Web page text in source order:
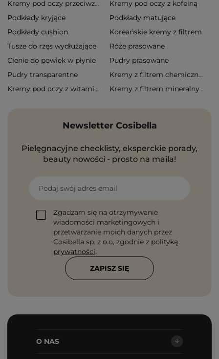
Kremy pod oczy przeciwzmarszczkowe
Kremy pod oczy z kofeiną
Podkłady kryjące
Podkłady matujące
Podkłady cushion
Koreańskie kremy z filtrem
Tusze do rzęs wydłużające
Róże prasowane
Cienie do powiek w płynie
Pudry prasowane
Pudry transparentne
Kremy z filtrem chemicznym
Kremy pod oczy z witaminą c
Kremy z filtrem mineralnym
Newsletter Cosibella
Pielęgnacyjne checklisty, eksperckie porady,
beauty nowości - prosto na maila!
Podaj swój adres email
Zgadzam się na otrzymywanie
wiadomości marketingowych i
przetwarzanie moich danych przez
Cosibella sp. z o.o, zgodnie z polityką
prywatności.
ZAPISZ SIĘ
O NAS